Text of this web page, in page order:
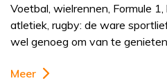
Voetbal, wielrennen, Formule
atletiek, rugby: de ware
wel genoeg om van te
Meer